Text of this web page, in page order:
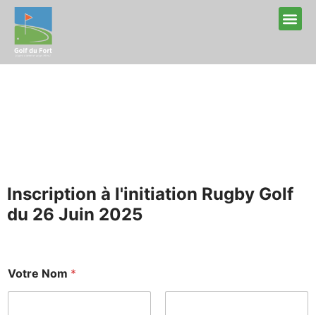
Inscription à l'initiation Rugby Golf
du 26 Juin 2025
Votre Nom *